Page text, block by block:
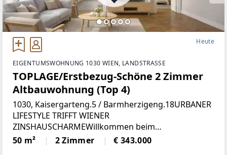
Heute
EIGENTUMSWOHNUNG 1030 WIEN, LANDSTRASSE
TOPLAGE/Erstbezug-Schöne 2 Zimmer
Altbauwohnung (Top 4)
1030, Kaisergarteng.5 / Barmherzigeng.18URBANER
LIFESTYLE TRIFFT WIENER
ZINSHAUSCHARMEWillkommen beim
Projekt „KAISER1030“. In einem schönen
Jahrhundertwendehaus werden
50 m² 2 Zimmer € 343.000